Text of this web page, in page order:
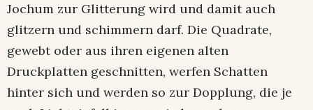
Jochum zur Glitterung wird und damit auch
glitzern und schimmern darf. Die Quadrate,
gewebt oder aus ihren eigenen alten
Druckplatten geschnitten, werfen Schatten
hinter sich und werden so zur Dopplung, die je